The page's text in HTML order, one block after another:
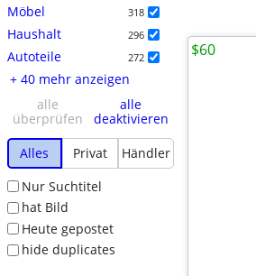
Möbel 318
Haushalt 296
Autoteile 272
+ 40 mehr anzeigen
alle
überprüfen
alle
deaktivieren
Alles
Privat
Händler
Nur Suchtitel
hat Bild
Heute gepostet
hide duplicates
$60